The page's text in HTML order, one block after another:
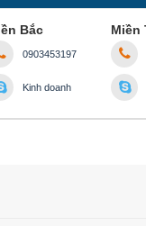
Bắc
0903453197
Kinh doanh
Miền